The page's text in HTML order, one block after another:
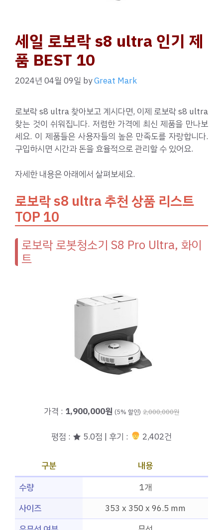
세일 로보락 s8 ultra 인기 제
품 BEST 10
2024년 04월 09일 byGreat Mark
로보락 s8 ultra 찾아보고 계시다면, 이제 로보락 s8 ultra
찾는 것이 쉬워집니다. 저렴한 가격에 최신 제품을 만나보
세요. 이 제품들은 사용자들의 높은 만족도를 자랑합니다.
구입하시면 시간과 돈을 효율적으로 관리할 수 있어요.
자세한 내용은 아래에서 살펴보세요.
로보락 s8 ultra 추천 상품 리스트
TOP 10
로보락 로봇청소기 S8 Pro Ultra, 화이
트
가격 : 1,900,000원 (5% 할인) 2,000,000원
평점 : ★ 5.0점 | 후기 : 2,402건
구분
내용
수량
1개
사이즈
353 x 350 x 96.5 mm